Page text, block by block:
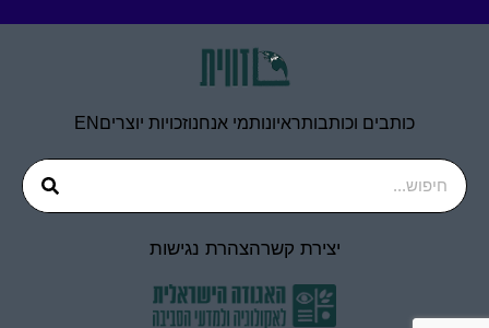
כותבים וכותבותראיונותמי אנחנוזכויות יוצרים EN
יצירת קשרהצהרת נגישות